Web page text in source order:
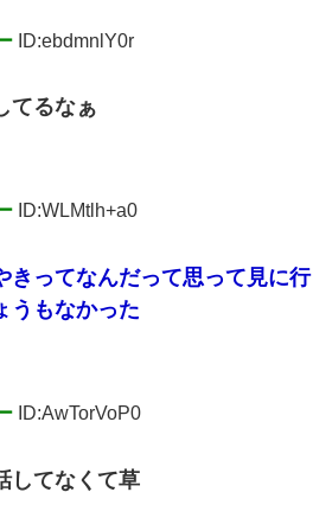
ID:ebdmnlY0r
てるなぁ
ID:WLMtlh+a0
きってなんだって思って見に行
うもなかった
ID:AwTorVoP0
してなくて草